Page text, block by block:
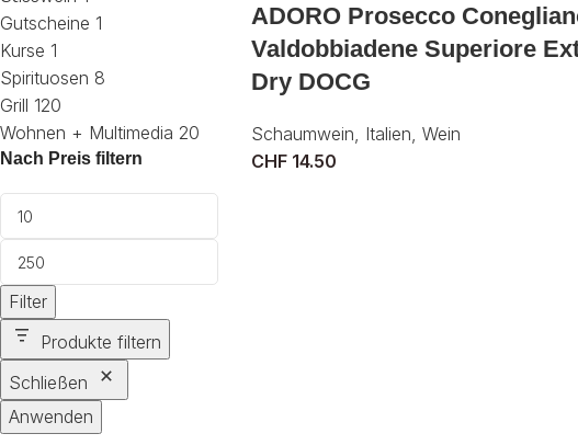
Gutscheine 1
Kurse 1
Spirituosen 8
Grill 120
Wohnen + Multimedia 20
Nach Preis filtern
Filter
Produkte filtern
Schließen
Anwenden
ADORO Prosecco
Valdobbiadene Superiore
Dry DOCG
Schaumwein, Italien, Wein
CHF 14.50